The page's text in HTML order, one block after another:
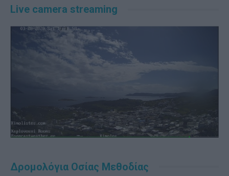
Live camera streaming
Δρομολόγια Οσίας Μεθοδίας